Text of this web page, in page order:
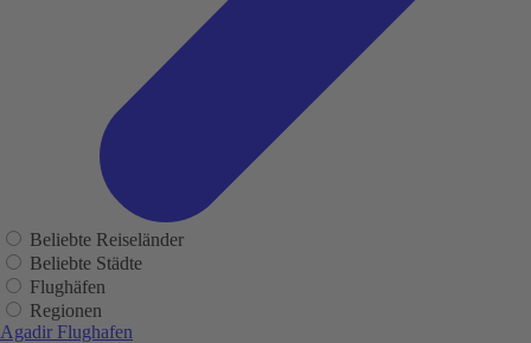
Beliebte Reiseländer
Beliebte Städte
Flughäfen
Regionen
Agadir Flughafen